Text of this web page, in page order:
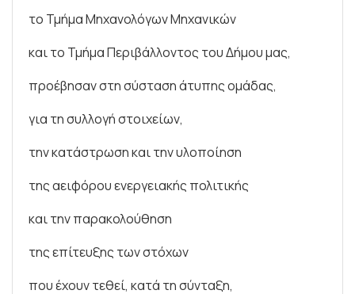
το Τμήμα Μηχανολόγων Μηχανικών
και το Τμήμα Περιβάλλοντος του Δήμου μας,
προέβησαν στη σύσταση άτυπης ομάδας,
για τη συλλογή στοιχείων,
την κατάστρωση και την υλοποίηση
της αειφόρου ενεργειακής πολιτικής
και την παρακολούθηση
της επίτευξης των στόχων
που έχουν τεθεί, κατά τη σύνταξη,